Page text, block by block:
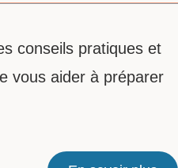
conseils pratiques et
vous aider à préparer